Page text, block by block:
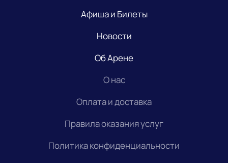
Афиша и Билеты
Новости
Об Арене
О нас
Оплата и доставка
Правила оказания услуг
Политика конфиденциальности